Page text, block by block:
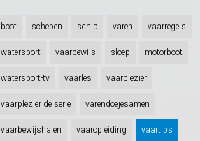
boot schepen schip varen vaarregels
watersport vaarbewijs sloep motorboot
watersport-tv vaarles vaarplezier
vaarplezier de serie varendoejesamen
vaarbewijshalen vaaropleiding vaartips